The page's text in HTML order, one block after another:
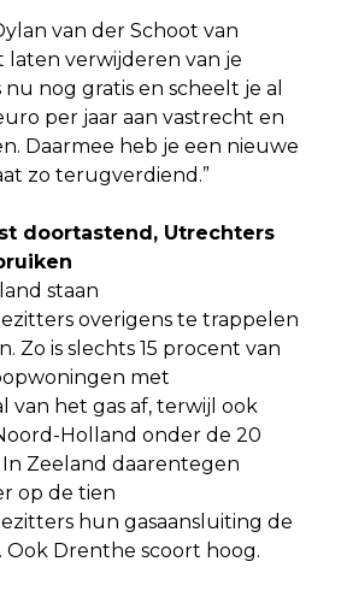
van der Schoot van
laten verwijderen van je
nu nog gratis en scheelt je al
per jaar aan vastrecht en
Daarmee heb je een nieuwe
zo terugverdiend.”
doortastend, Utrechters
staan
overigens te trappelen
Zo is slechts 15 procent van
met
van het gas af, terwijl ook
Holland onder de 20
Zeeland daarentegen
op de tien
hun gasaansluiting de
Drenthe scoort hoog.